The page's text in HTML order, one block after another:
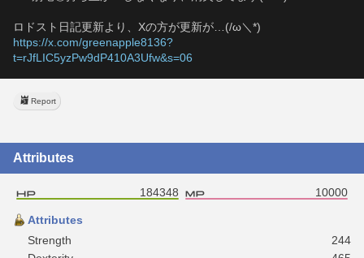
ロドスト日記更新より、Xの方が更新が…(/ω＼*)
https://x.com/greenapple8136?
t=rJfLIC5yzPw9dP410A3Ufw&s=06
Report
Attributes
184348 10000
Attributes
Strength
244